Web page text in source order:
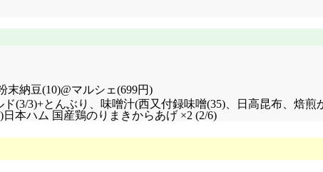
末納豆(10)@マルシェ(699円)
(3/3)+とんぶり、味噌汁(西又付録味噌(35)、日高昆布、焙煎
本ハム 国産鶏のりまきからあげ ×2 (2/6)